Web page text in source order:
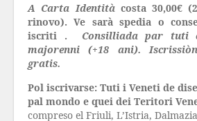
A Carta Identità costa 30,00€
rinovo). Ve sarà spedia o
iscriti .
Consilliada par tuti
majorenni (+18 ani).
gratis.
Pol iscrivarse: Tuti i Veneti de
pal mondo e quei dei Teritori
compreso el Friuli, L’Istria,